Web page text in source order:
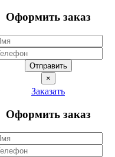
Оформить заказ
Отправить
×
Заказать
Оформить заказ